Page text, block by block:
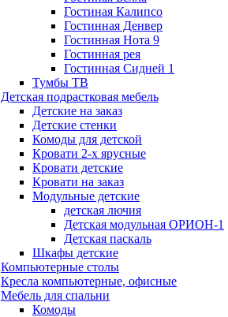
Гостиная Калипсо
Гостинная Денвер
Гостинная Нота 9
Гостинная рея
Гостинная Сидней 1
Тумбы ТВ
Детская подрастковая мебель
Детские на заказ
Детские стенки
Комоды для детской
Кровати 2-х ярусные
Кровати детские
Кровати на заказ
Модульные детские
детская лючия
Детская модульная ОРИОН-1
Детская паскаль
Шкафы детские
Компьютерные столы
Кресла компьютерные, офисные
Мебель для спальни
Комоды